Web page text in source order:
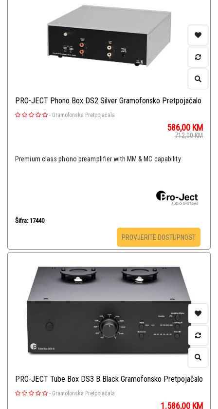
PRO-JECT Phono Box DS2 Silver Gramofonsko Pretpojačalo
- Gramofonska Pretpojačala
586,00 KM
712,00KM
Premium class phono preamplifier with MM & MC capability
Šifra: 17440
PROVJERITE DOSTUPNOST
PRO-JECT Tube Box DS3 B Black Gramofonsko Pretpojačalo
- Gramofonska Pretpojačala
1.586,00 KM